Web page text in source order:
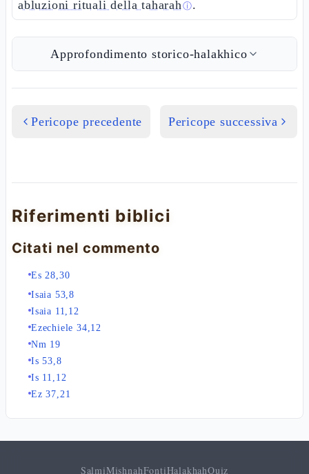
abluzioni rituali della taharahⓘ.
Approfondimento storico-halakhico
Pericope precedente Pericope successiva
Riferimenti biblici
Citati nel commento
Es 28,30
Isaia 53,8
Isaia 11,12
Ezechiele 34,12
Nm 19
Is 53,8
Is 11,12
Ez 37,21
SalmiMishnahFontiHalakhahQuiz